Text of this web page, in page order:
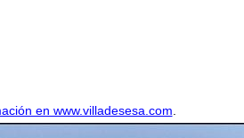
en www.villadesesa.com.